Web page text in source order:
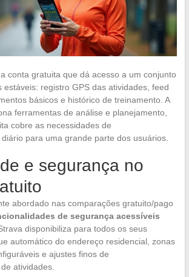
conta gratuita que dá acesso a um conjunto
estáveis: registro GPS das atividades, feed
básicos e histórico de treinamento. A
ferramentas de análise e planejamento,
cobre as necessidades de
para uma grande parte dos usuários.
e segurança no
abordado nas comparações gratuito/pago
de segurança acessíveis
disponibiliza para todos os seus
automático do endereço residencial, zonas
e ajustes finos de
atividades.